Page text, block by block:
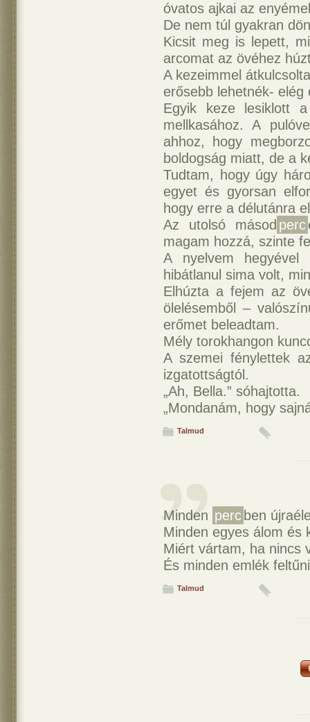
óvatos ajkai az
De nem túl gyakran
Kicsit meg is lepett,
arcomat az övéhez
A kezeimmel
erősebb lehetnék-
Egyik keze lesiklott
mellkasához. A
ahhoz, hogy
boldogság miatt, de a
Tudtam, hogy úgy
egyet és gyorsan
hogy erre a délutánra
Az utolsó másod perc
magam hozzá, szinte
A nyelvem
hibátlanul sima volt,
Elhúzta a fejem az
ölelésemből –
erőmet beleadtam.
Mély torokhangon
A szemei fénylettek
izgatottságtól.
„Ah, Bella.” sóhajtotta.
„Mondanám, hogy
Talmud
Minden perc ben
Minden egyes álom és
Miért vártam, ha nincs
És minden emlék
Talmud